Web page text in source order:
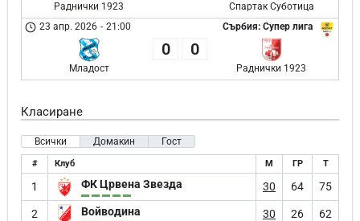
Раднички 1923
Спартак Суботица
Сърбия: Супер лига
23 апр. 2026 - 21:00
Младост
0 0
Раднички 1923
Класиране
Всички Домакин Гост
# Клуб М ГР Т
1 ФК Црвена Звезда 30 64 75
2 Войводина 30 26 62